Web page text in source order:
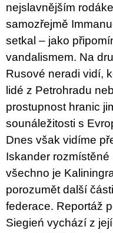
nejslavnějším
samozřejmě
setkal – jako
vandalismem. Na
Rusové neradi vidí,
lidé z Petrohradu
prostupnost hranic
sounáležitosti s
Dnes však vidíme
Iskander rozmístěné
všechno je
porozumět další
federace. Reportáž
Siegień vychází z